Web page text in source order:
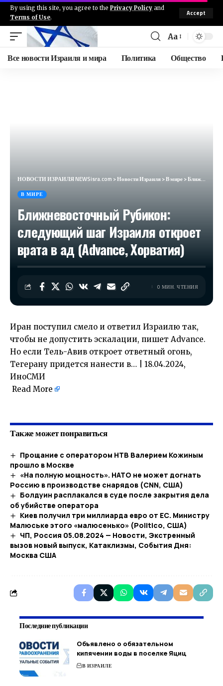
By using this site, you agree to the Privacy Policy and
Terms of Use.
Accept
Aa
Все новости Израиля и мира Политика Общество
НОВОСТИ ИЗРАИЛЯ NEWSisra.com >Новости Израиля>В мире>Ближневосточный Рубикон: следующий шаг Израиля откроет врата в ад (Advance, Хорватия)
В МИРЕ
Ближневосточный Рубикон:
следующий шаг Израиля откроет
врата в ад (Advance, Хорватия)
0 МИН. ЧТЕНИЯ
Иран поступил смело и ответил Израилю так,
чтобы не допустить эскалации, пишет Advance.
Но если Тель-Авив откроет ответный огонь,
Тегерану придется нанести в… | 18.04.2024,
ИноСМИ
Read More
Также может понравиться
Прощание с оператором НТВ Валерием Кожиным
прошло в Москве
«На полную мощность». НАТО не может догнать
Россию в производстве снарядов (CNN, США)
Болдуин расплакался в суде после закрытия дела
об убийстве оператора
Киев получил три миллиарда евро от ЕС. Министру
Малюське этого «малюсенько» (Politico, США)
ЧП, Россия 05.08.2024 — Новости, Экстренный
вызов новый выпуск, Катаклизмы, События Дня:
Москва США
Последние публикации
Объявлено о обязательном
кипячении воды в поселке Яциц
В ИЗРАИЛЕ